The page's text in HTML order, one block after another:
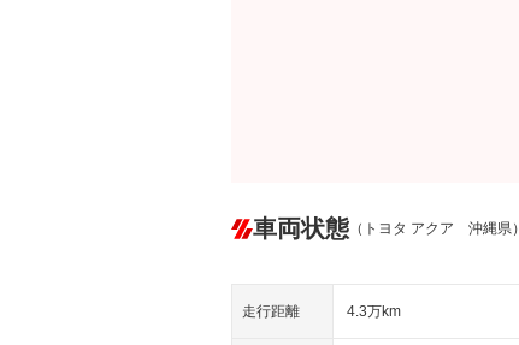
車両状態 （トヨタ アクア 沖縄県）
走行距離 4.3万km